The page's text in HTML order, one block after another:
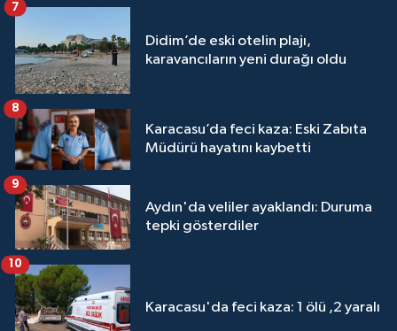
Didim’de eski otelin plajı,
karavancıların yeni durağı oldu
7
Karacasu’da feci kaza: Eski Zabıta
Müdürü hayatını kaybetti
8
Aydın'da veliler ayaklandı: Duruma
tepki gösterdiler
9
Karacasu'da feci kaza: 1 ölü ,2 yaralı
10